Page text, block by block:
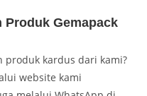
Produk Gemapack
produk kardus dari kami?
website kami